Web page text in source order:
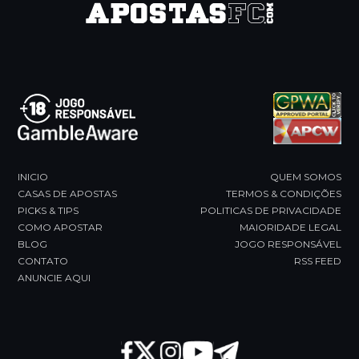
INICIO
CASAS DE APOSTAS
PICKS & TIPS
COMO APOSTAR
BLOG
CONTATO
ANUNCIE AQUI
QUEM SOMOS
TERMOS & CONDIÇÕES
POLITICAS DE PRIVACIDADE
MAIORIDADE LEGAL
JOGO RESPONSÁVEL
RSS FEED